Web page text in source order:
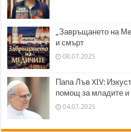
„Завръщането на
и смърт
08.07.2025
Папа Лъв XIV:
помощ за младите и
04.07.2025